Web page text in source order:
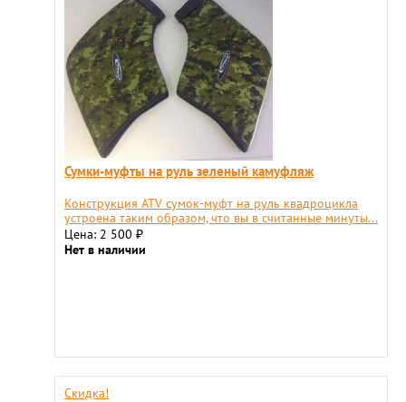
Сумки-муфты на руль зеленый камуфляж
Конструкция ATV сумок-муфт на руль квадроцикла
устроена таким образом, что вы в считанные минуты...
Цена: 2 500 ₽
Нет в наличии
Скидка!